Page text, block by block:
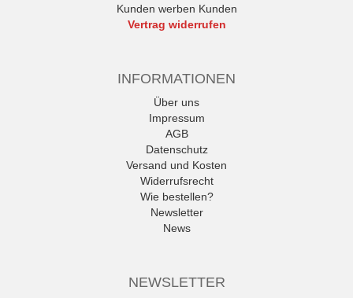
Kunden werben Kunden
Vertrag widerrufen
INFORMATIONEN
Über uns
Impressum
AGB
Datenschutz
Versand und Kosten
Widerrufsrecht
Wie bestellen?
Newsletter
News
NEWSLETTER